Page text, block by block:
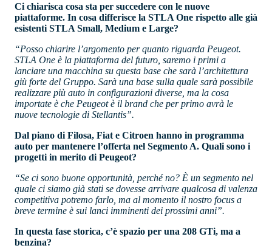
Ci chiarisca cosa sta per succedere con le nuove
piattaforme. In cosa differisce la STLA One rispetto alle già
esistenti STLA Small, Medium e Large?
“Posso chiarire l’argomento per quanto riguarda Peugeot.
STLA One è la piattaforma del futuro, saremo i primi a
lanciare una macchina su questa base che sarà l’architettura
giù forte del Gruppo. Sarà una base sulla quale sarà possibile
realizzare più auto in configurazioni diverse, ma la cosa
importate è che Peugeot è il brand che per primo avrà le
nuove tecnologie di Stellantis”.
Dal piano di Filosa, Fiat e Citroen hanno in programma
auto per mantenere l’offerta nel Segmento A. Quali sono i
progetti in merito di Peugeot?
“Se ci sono buone opportunità, perché no? È un segmento nel
quale ci siamo già stati se dovesse arrivare qualcosa di valenza
competitiva potremo farlo, ma al momento il nostro focus a
breve termine è sui lanci imminenti dei prossimi anni”.
In questa fase storica, c’è spazio per una 208 GTi, ma a
benzina?